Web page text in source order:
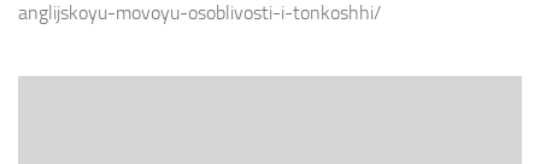
anglijskoyu-movoyu-osoblivosti-i-tonkoshhi/